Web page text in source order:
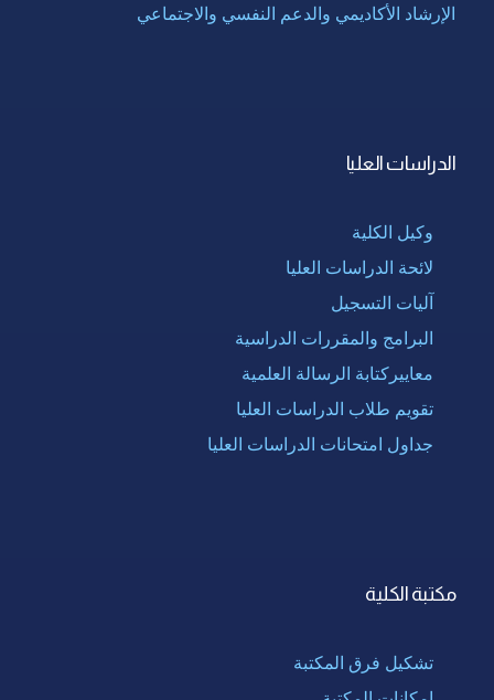
الإرشاد الأكاديمي والدعم النفسي والاجتماعي
الدراسات العليا
وكيل الكلية
لائحة الدراسات العليا
آليات التسجيل
البرامج والمقررات الدراسية
معاييركتابة الرسالة العلمية
تقويم طلاب الدراسات العليا
جداول امتحانات الدراسات العليا
مكتبة الكلية
تشكيل فرق المكتبة